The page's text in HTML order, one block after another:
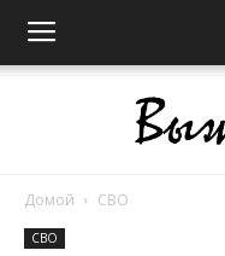
Домой СВО
СВО